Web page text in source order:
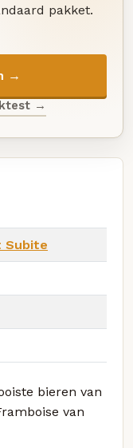
pakket.
→
→
Subite
bieren van
van